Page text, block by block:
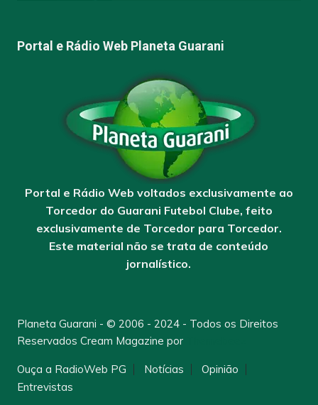
Portal e Rádio Web Planeta Guarani
Portal e Rádio Web voltados exclusivamente ao
Torcedor do Guarani Futebol Clube, feito
exclusivamente de Torcedor para Torcedor.
Este material não se trata de conteúdo
jornalístico.
Planeta Guarani - © 2006 - 2024 - Todos os Direitos
Reservados Cream Magazine por
Ouça a RadioWeb PG Notícias
Opinião
Entrevistas